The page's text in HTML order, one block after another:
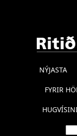
NÝJASTA
FYRIR